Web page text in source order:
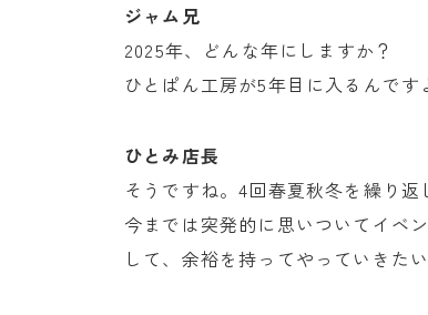
ジャム兄
2025年、どんな年にしますか？
ひとぱん工房が5年目に入るんです
ひとみ店長
そうですね。4回春夏秋冬を繰り返
今までは突発的に思いついてイベ
して、余裕を持ってやっていきたい